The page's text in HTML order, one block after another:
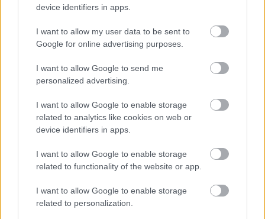
device identifiers in apps.
I want to allow my user data to be sent to
Google for online advertising purposes.
I want to allow Google to send me
personalized advertising.
I want to allow Google to enable storage
related to analytics like cookies on web or
device identifiers in apps.
I want to allow Google to enable storage
related to functionality of the website or app.
I want to allow Google to enable storage
related to personalization.
a szeptemberben esedékes családtámogatásokat - közölte az
Emberi Erőforrások Minisztériuma kedden az MTI-vel.
Már online is igényelhető a babaváró hitel
Országos hírek